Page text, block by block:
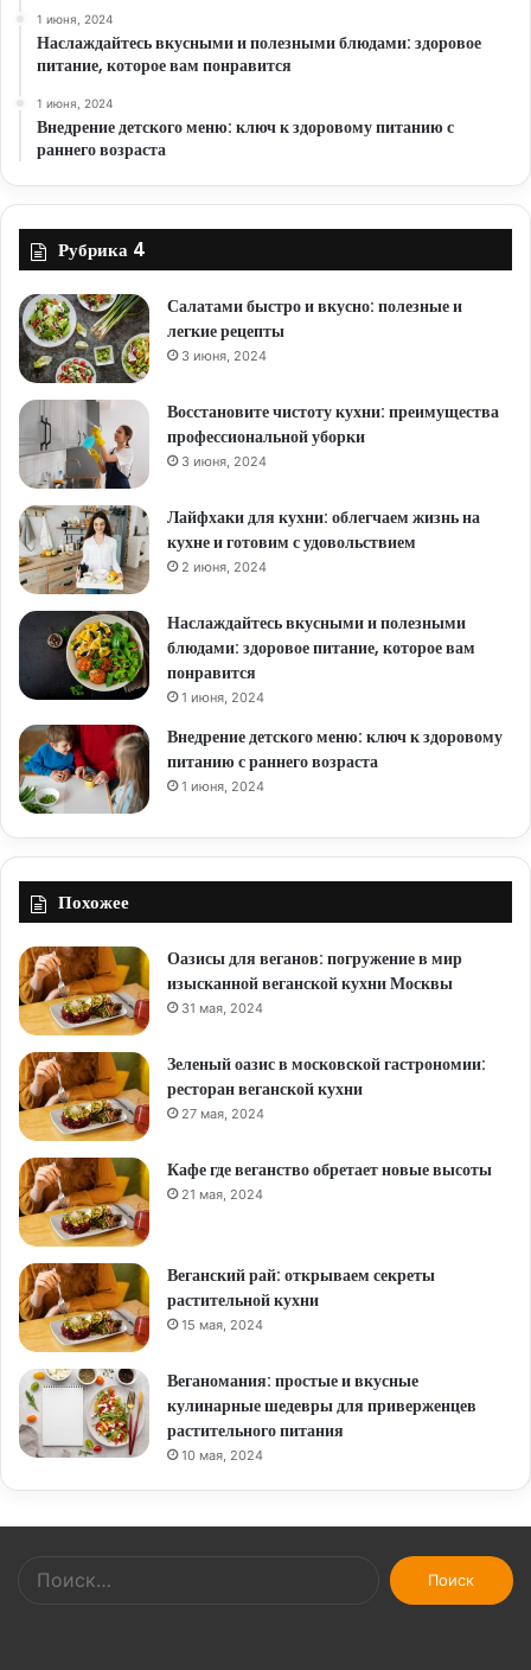
1 июня, 2024
Наслаждайтесь вкусными и полезными блюдами: здоровое
питание, которое вам понравится
1 июня, 2024
Внедрение детского меню: ключ к здоровому питанию с
раннего возраста
Рубрика 4
Салатами быстро и вкусно: полезные и
легкие рецепты
3 июня, 2024
Восстановите чистоту кухни: преимущества
профессиональной уборки
3 июня, 2024
Лайфхаки для кухни: облегчаем жизнь на
кухне и готовим с удовольствием
2 июня, 2024
Наслаждайтесь вкусными и полезными
блюдами: здоровое питание, которое вам
понравится
1 июня, 2024
Внедрение детского меню: ключ к здоровому
питанию с раннего возраста
1 июня, 2024
Похожее
Оазисы для веганов: погружение в мир
изысканной веганской кухни Москвы
31 мая, 2024
Зеленый оазис в московской гастрономии:
ресторан веганской кухни
27 мая, 2024
Кафе где веганство обретает новые высоты
21 мая, 2024
Веганский рай: открываем секреты
растительной кухни
15 мая, 2024
Веганомания: простые и вкусные
кулинарные шедевры для приверженцев
растительного питания
10 мая, 2024
Найти: